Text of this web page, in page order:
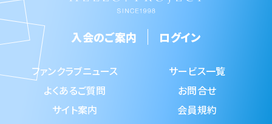
入会のご案内 ログイン
ファンクラブニュース
サービス一覧
よくあるご質問
お問合せ
サイト案内
会員規約